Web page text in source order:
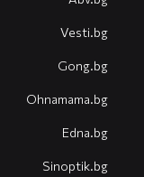
Vesti.bg
Gong.bg
Оhnamama.bg
Edna.bg
Sinoptik.bg